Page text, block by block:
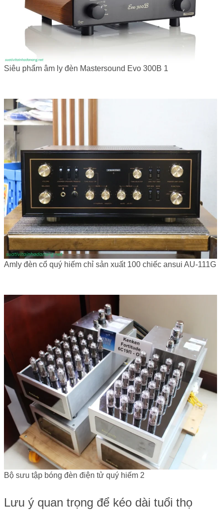
Siêu phẩm âm ly đèn Mastersound Evo 300B 1
Amly đèn cổ quý hiếm chỉ sản xuất 100 chiếc ansui AU-111G
Bộ sưu tập bóng đèn điện tử quý hiếm 2
Lưu ý quan trọng để kéo dài tuổi thọ